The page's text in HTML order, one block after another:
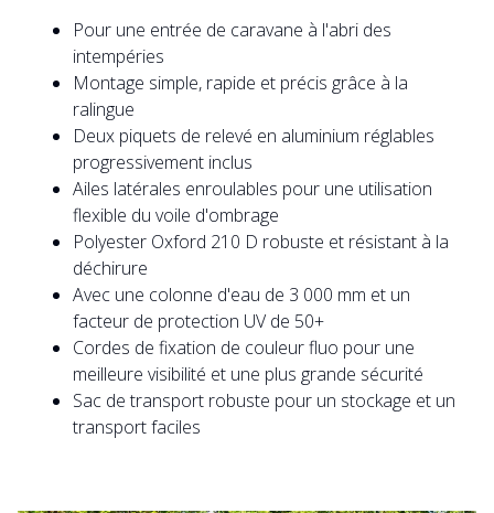
Pour une entrée de caravane à l'abri des
intempéries
Montage simple, rapide et précis grâce à la
ralingue
Deux piquets de relevé en aluminium réglables
progressivement inclus
Ailes latérales enroulables pour une utilisation
flexible du voile d'ombrage
Polyester Oxford 210 D robuste et résistant à la
déchirure
Avec une colonne d'eau de 3 000 mm et un
facteur de protection UV de 50+
Cordes de fixation de couleur fluo pour une
meilleure visibilité et une plus grande sécurité
Sac de transport robuste pour un stockage et un
transport faciles